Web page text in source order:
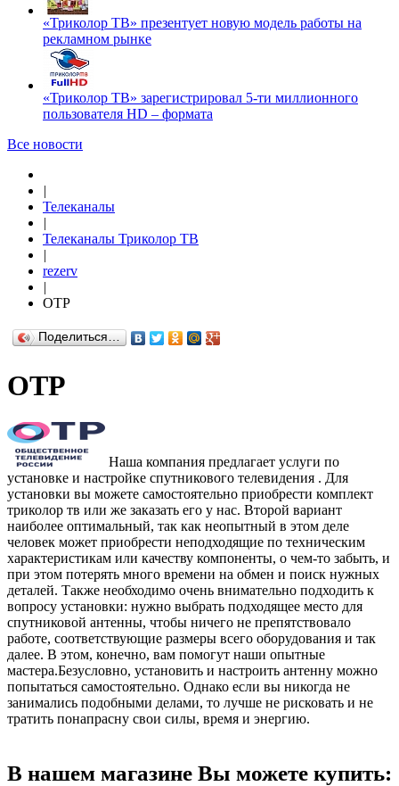
«Триколор ТВ» презентует новую модель работы на
рекламном рынке
«Триколор ТВ» зарегистрировал 5-ти миллионного
пользователя HD – формата
Все новости
|
Телеканалы
|
Телеканалы Триколор ТВ
|
rezerv
|
ОТР
Поделиться…
ОТР
Наша компания предлагает услуги по
установке и настройке спутникового телевидения . Для
установки вы можете самостоятельно приобрести комплект
триколор тв или же заказать его у нас. Второй вариант
наиболее оптимальный, так как неопытный в этом деле
человек может приобрести неподходящие по техническим
характеристикам или качеству компоненты, о чем-то забыть, и
при этом потерять много времени на обмен и поиск нужных
деталей. Также необходимо очень внимательно подходить к
вопросу установки: нужно выбрать подходящее место для
спутниковой антенны, чтобы ничего не препятствовало
работе, соответствующие размеры всего оборудования и так
далее. В этом, конечно, вам помогут наши опытные
мастера.Безусловно, установить и настроить антенну можно
попытаться самостоятельно. Однако если вы никогда не
занимались подобными делами, то лучше не рисковать и не
тратить понапрасну свои силы, время и энергию.
В нашем магазине Вы можете купить: